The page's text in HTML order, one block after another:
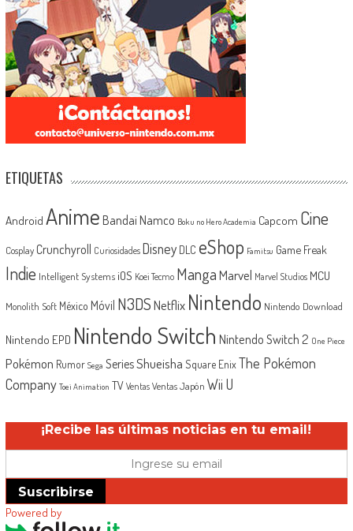
ETIQUETAS
Android Anime Bandai Namco Boku no Hero Academia Capcom Cine
Cosplay Crunchyroll Curiosidades Disney DLC eShop Famitsu Game Freak
Indie Intelligent Systems iOS Koei Tecmo MangaMarvel Marvel Studios MCU
Monolith Soft México Móvil N3DSNetflix Nintendo Nintendo Download
Nintendo EPD Nintendo Switch Nintendo Switch 2 One Piece
Pokémon Rumor Sega SeriesShueisha Square EnixThe Pokémon
Company Toei Animation TV Ventas Ventas Japón Wii U
¡Recibe las últimas noticias en tu email!
Suscribirse
Powered by